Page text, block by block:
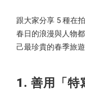
跟大家分享 5 種在
春日的浪漫與人物
己最珍貴的春季旅遊
1. 善用「特